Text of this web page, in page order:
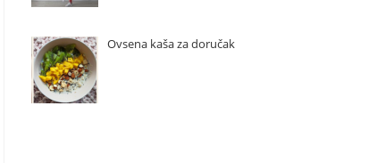
Ovsena kaša za doručak